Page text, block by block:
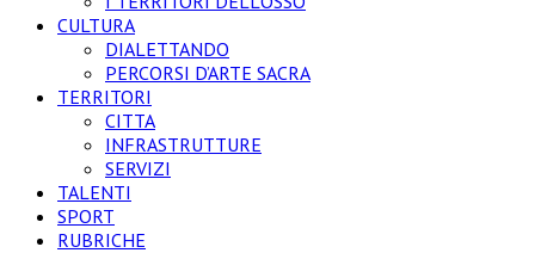
CULTURA
DIALETTANDO
PERCORSI D’ARTE SACRA
TERRITORI
CITTA
INFRASTRUTTURE
SERVIZI
TALENTI
SPORT
RUBRICHE